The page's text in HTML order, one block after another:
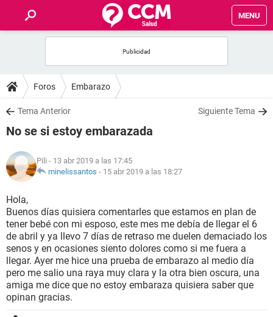
MENU
FOROS
SALUD
NUTRICIÓN
BIENESTAR
SEXUALIDAD
GLOSARIO
Foros Embarazo
Tema Anterior Siguiente Tema
No se si estoy embarazada
Pili - 13 abr 2019 a las 17:45
minelissantos - 15 abr 2019 a las 18:27
Hola,
Buenos días quisiera comentarles que estamos en plan de
tener bebé con mi esposo, este mes me debía de llegar el 6
de abril y ya llevo 7 días de retraso me duelen demaciado los
senos y en ocasiones siento dolores como si me fuera a
llegar. Ayer me hice una prueba de embarazo al medio día
pero me salio una raya muy clara y la otra bien oscura, una
amiga me dice que no estoy embaraza quisiera saber que
opinan gracias.